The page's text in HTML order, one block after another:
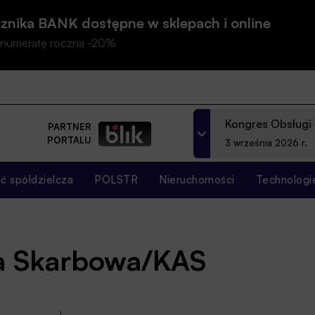
BANK dostępne w sklepach i online
roczną -20%
PARTNER
PORTALU
Kongres
3 września 2026 r.
spółdzielcza POLSTR Nieruchomości
KAS